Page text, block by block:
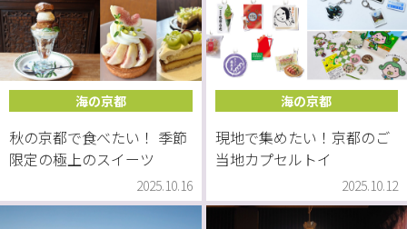
海の京都
秋の京都で食べたい！ 季節
限定の極上のスイーツ
2025.10.16
海の京都
現地で集めたい！京都のご
当地カプセルトイ
2025.10.12